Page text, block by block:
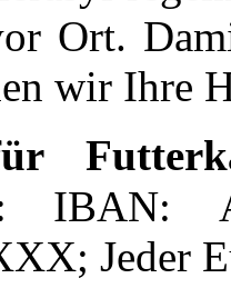
Ort.
wir Ihre
IBAN:
Jeder